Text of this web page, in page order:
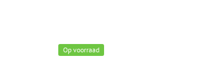
Op voorraad